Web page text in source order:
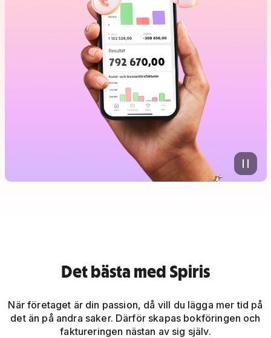
Det bästa med Spiris
När företaget är din passion, då vill du lägga mer tid på
det än på andra saker. Därför skapas bokföringen och
faktureringen nästan av sig själv.